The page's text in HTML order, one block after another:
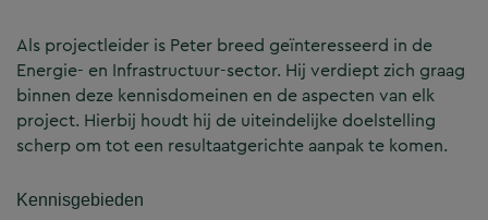
Als projectleider is Peter breed geïnteresseerd in de
Energie- en Infrastructuur-sector. Hij verdiept zich graag
binnen deze kennisdomeinen en de aspecten van elk
project. Hierbij houdt hij de uiteindelijke doelstelling
scherp om tot een resultaatgerichte aanpak te komen.
Kennisgebieden